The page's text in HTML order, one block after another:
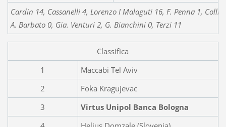
Cardin 14, Cassanelli 4, Lorenzo I Malaguti 16, F. Penna 1,
A. Barbato 0, Gia. Venturi 2, G. Bianchini 0, Terzi 11
Classifica
1
Maccabi Tel Aviv
2
Foka Kragujevac
3
Virtus Unipol Banca Bologna